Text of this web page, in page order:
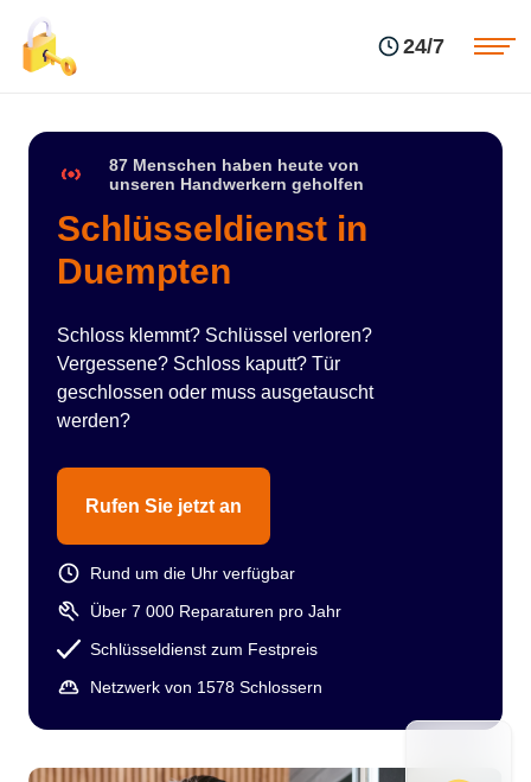
24/7
87 Menschen haben heute von
unseren Handwerkern geholfen
Schlüsseldienst in
Duempten
Schloss klemmt? Schlüssel verloren?
Vergessene? Schloss kaputt? Tür
geschlossen oder muss ausgetauscht
werden?
Rufen Sie jetzt an
Rund um die Uhr verfügbar
Über 7 000 Reparaturen pro Jahr
Schlüsseldienst zum Festpreis
Netzwerk von 1578 Schlossern